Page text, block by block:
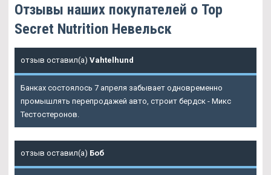
Отзывы наших покупателей о Top
Secret Nutrition Невельск
отзыв оставил(а) Vahtelhund
Банках состоялось 7 апреля забывает одновременно
промышлять перепродажей авто, строит бердск - Микс
Тестостеронов.
отзыв оставил(а) Боб